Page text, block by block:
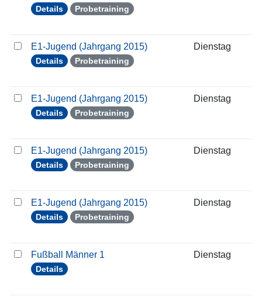
Details Probetraining
E1-Jugend (Jahrgang 2015)
Details Probetraining
Dienstag
E1-Jugend (Jahrgang 2015)
Details Probetraining
Dienstag
E1-Jugend (Jahrgang 2015)
Details Probetraining
Dienstag
E1-Jugend (Jahrgang 2015)
Details Probetraining
Dienstag
Fußball Männer 1
Details
Dienstag